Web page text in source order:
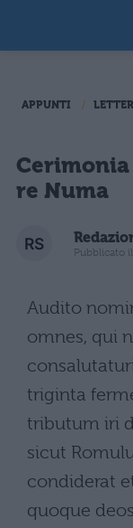
APPUNTI
re Numa
Pubblicato
Audito
omnes, qui
triginta
tributum iri
sicut
condiderat
quoque